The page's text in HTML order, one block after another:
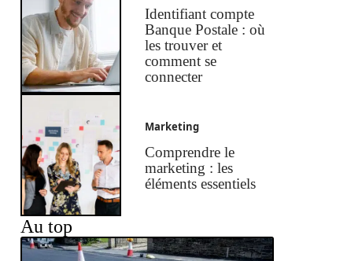
Identifiant compte
Banque Postale : où
les trouver et
comment se
connecter
Marketing
Comprendre le
marketing : les
éléments essentiels
Au top